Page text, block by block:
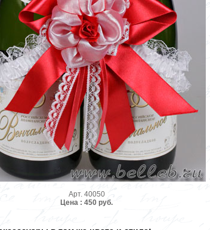
Арт. 40050
Цена : 450 руб.